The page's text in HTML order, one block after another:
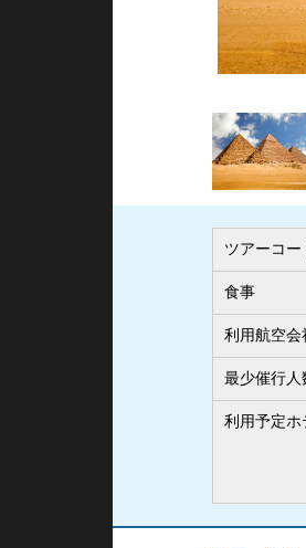
ツアーコー
食事
利用航空会
最少催行人
利用予定ホ